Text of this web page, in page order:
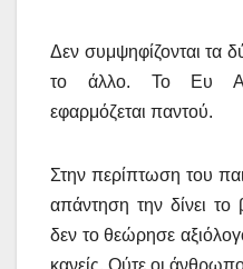
Δεν συμψηφίζονται τα
το άλλο. Το Ευ
εφαρμόζεται παντού.
Στην περίπτωση του
απάντηση την δίνει το
δεν το θεώρησε